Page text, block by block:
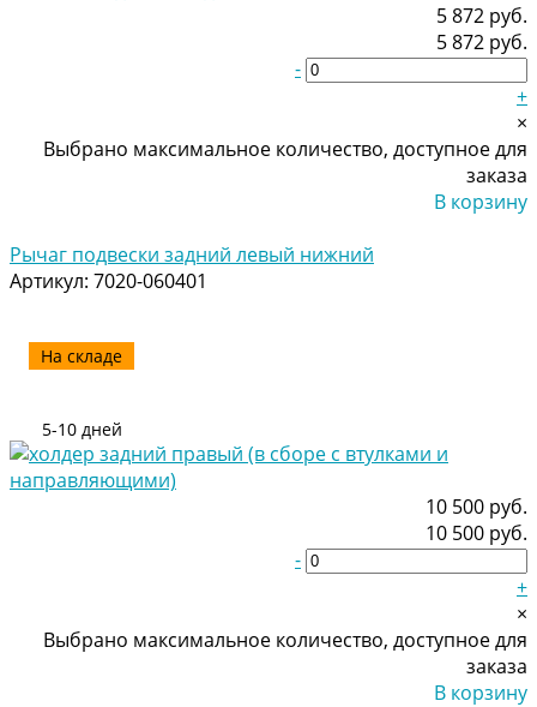
10 500 руб.
10 500 руб.
-
+
×
Выбрано максимальное количество, доступное для
заказа
В корзину
5 872 руб.
5 872 руб.
-
+
×
Выбрано максимальное количество, доступное для
заказа
В корзину
Рычаг подвески задний левый нижний
Артикул: 7020-060401
На складе
5-10 дней